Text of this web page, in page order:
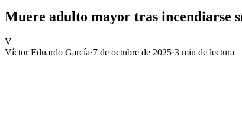
Muere adulto mayor tras incendiarse
V
Víctor Eduardo García·7 de octubre de 2025·3 min de lectura